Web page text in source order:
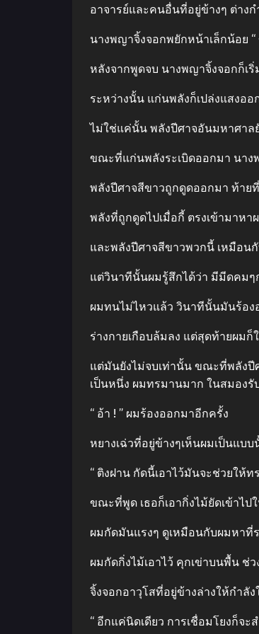
อาจารย์และคนอื่นที่อยู่ข้างๆ ต่าง
นางพญาจิ้งจอกพยักหน้าเล็กน้อย “
หลังจากพูดจบ นางพญาจิ้งจอกก็เ
ระหว่างนั้น แก่นพลังก็เปล่งแสงอ
ไม่ใช่แค่นั้น พลังปีศาจอันมหาศาล
ขณะที่แก่นพลังระเบิดออกมา นา
พลังปีศาจสีขาวถูกดูดออกมา ท้า
พลังที่ถูกดูดไปเมื่อกี้ ตรงเข้ามาหา
และพลังปีศาจสีขาวพวกนี้ เหมือนกั
แต่วินาทีนั้นผมรู้สึกได้ว่า มีมีดคมๆ
ผมทนไม่ไหวแล้ว วินาทีนั้นมันร้อง
ร่างกายเกือบล้มลง แต่สุดท้ายผมก็
แต่มันยังไม่จบเท่านั้น ขณะที่พลังปี
เป็นหนึ่ง ผมทรมานมาก ในสมองรั
“ อ้า ! ” ผมร้องออกมาอีกครั้ง
หยางเฉ่วที่อยู่ข้างๆเห็นผมเป็นแบ
“ ติงฝาน กัดนี้เอาไว้มันจะช่วยให้ท
ขณะที่พูด เธอก็เอากิ่งไม้ยัดเข้าไป
ผมกัดมันแรงๆ ดูเหมือนกับผมหาที่
ผมกัดกิ่งไม้เอาไว้ คุกเข่าบนพื้น ช่
จิ้งจอกอาวุโสที่อยู่ข้างล่างให้กําลัง
“ อีกแค่นิดเดียว การเชื่อมโยงก็จะสํ